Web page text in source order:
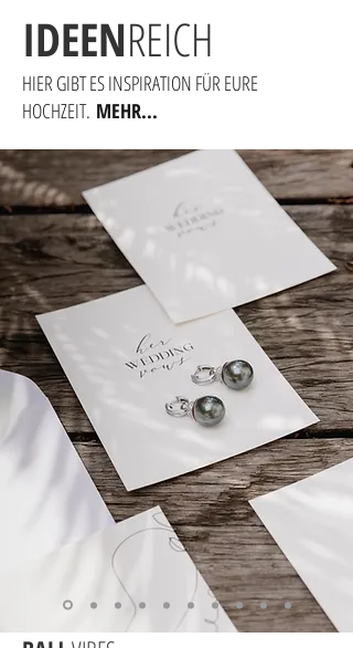
IDEENREICH
HIER GIBT ES INSPIRATION FÜR EURE
HOCHZEIT. MEHR...